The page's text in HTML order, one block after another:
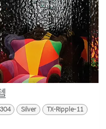
Silver TX-Ripple-11